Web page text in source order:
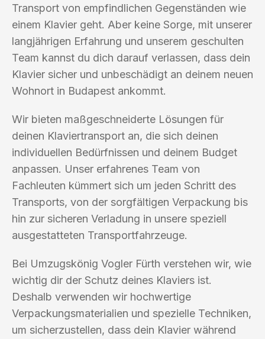
Transport von empfindlichen Gegenständen wie
einem Klavier geht. Aber keine Sorge, mit unserer
langjährigen Erfahrung und unserem geschulten
Team kannst du dich darauf verlassen, dass dein
Klavier sicher und unbeschädigt an deinem neuen
Wohnort in Budapest ankommt.
Wir bieten maßgeschneiderte Lösungen für
deinen Klaviertransport an, die sich deinen
individuellen Bedürfnissen und deinem Budget
anpassen. Unser erfahrenes Team von
Fachleuten kümmert sich um jeden Schritt des
Transports, von der sorgfältigen Verpackung bis
hin zur sicheren Verladung in unsere speziell
ausgestatteten Transportfahrzeuge.
Bei Umzugskönig Vogler Fürth verstehen wir, wie
wichtig dir der Schutz deines Klaviers ist.
Deshalb verwenden wir hochwertige
Verpackungsmaterialien und spezielle Techniken,
um sicherzustellen, dass dein Klavier während